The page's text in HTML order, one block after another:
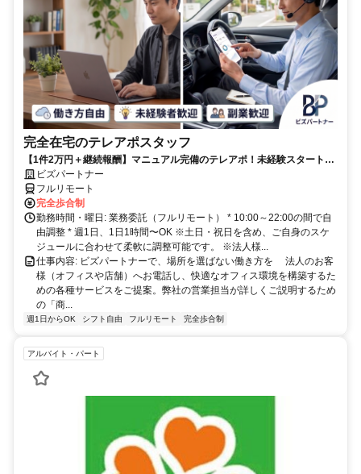
完全在宅のテレアポスタッフ
【1件2万円＋継続報酬】マニュアル完備のテレアポ！未経験スタートの
副業スタッフ活躍中／丁寧なフォロー体制あり
ビズパートナー
フルリモート
完全歩合制
勤務時間・曜日: 業務委託（フルリモート） * 10:00～22:00の間で自
由調整 * 週1日、1日1時間〜OK ※土日・祝日を含め、ご自身のスケ
ジュールに合わせて柔軟に調整可能です。 ※法人様...
仕事内容: ビズパートナーで、場所を選ばない働き方を 法人のお客
様（オフィスや店舗）へお電話し、快適なオフィス環境を構築するた
めの各種サービスをご提案。弊社の営業担当が詳しくご説明するため
の「商...
週1日からOK シフト自由 フルリモート 完全歩合制
アルバイト・パート